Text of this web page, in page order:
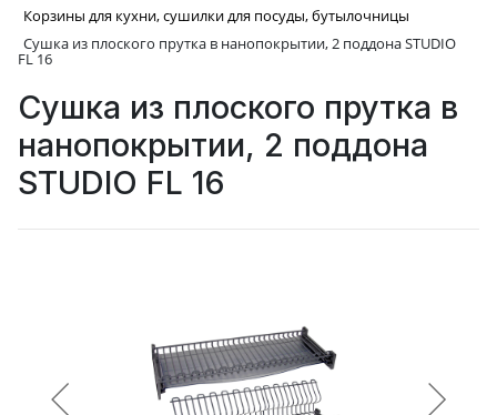
Корзины для кухни, сушилки для посуды, бутылочницы
Сушка из плоского прутка в нанопокрытии, 2 поддона STUDIO
FL 16
Сушка из плоского прутка в
нанопокрытии, 2 поддона
STUDIO FL 16